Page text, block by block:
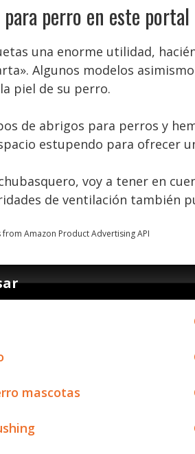
perro en este portal
una enorme utilidad,
Algunos modelos
piel de su perro.
de abrigos para perros y
estupendo para ofrecer
voy a tener en
de ventilación también
Amazon Product Advertising API
mascotas